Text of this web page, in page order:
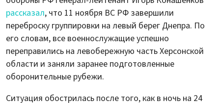
рассказал, что 11 ноября ВС РФ завершили
переброску группировки на левый берег Днепра. По
его словам, все военнослужащие успешно
переправились на левобережную часть Херсонской
области и заняли заранее подготовленные
оборонительные рубежи.
Ситуация обострилась после того, как в ночь на 24